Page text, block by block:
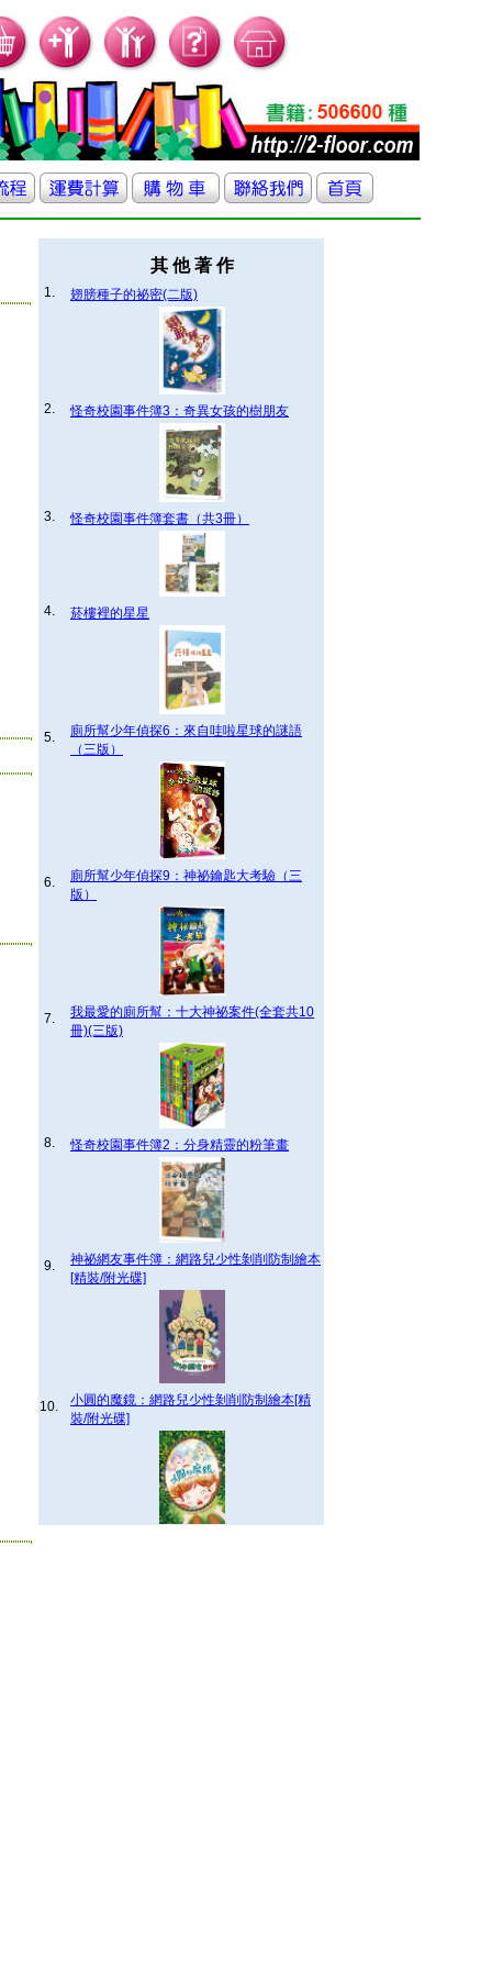
其 他 著 作
1. 翅膀種子的祕密(二版)
2. 怪奇校園事件簿3：奇異女孩的樹朋友
3. 怪奇校園事件簿套書（共3冊）
4. 菸樓裡的星星
5.
廁所幫少年偵探6：來自哇啦星球的謎語
（三版）
6.
廁所幫少年偵探9：神祕鑰匙大考驗（三
版）
7.
我最愛的廁所幫：十大神祕案件(全套共10
冊)(三版)
8. 怪奇校園事件簿2：分身精靈的粉筆畫
9.
神祕網友事件簿：網路兒少性剝削防制繪本
[精裝/附光碟]
10.
小圓的魔鏡：網路兒少性剝削防制繪本[精
裝/附光碟]